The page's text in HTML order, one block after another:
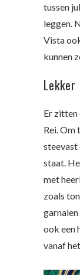
tussen
leggen.
Vista
kunnen
Er zitten
Rei. Om
steevast
staat.
met
zoals
garnalen
ook een
vanaf